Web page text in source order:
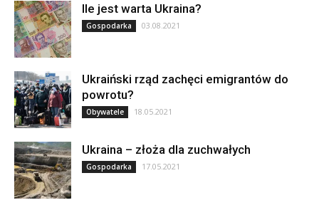
Ile jest warta Ukraina?
Gospodarka 03.08.2021
Ukraiński rząd zachęci emigrantów do
powrotu?
Obywatele 18.05.2021
Ukraina – złoża dla zuchwałych
Gospodarka 17.05.2021